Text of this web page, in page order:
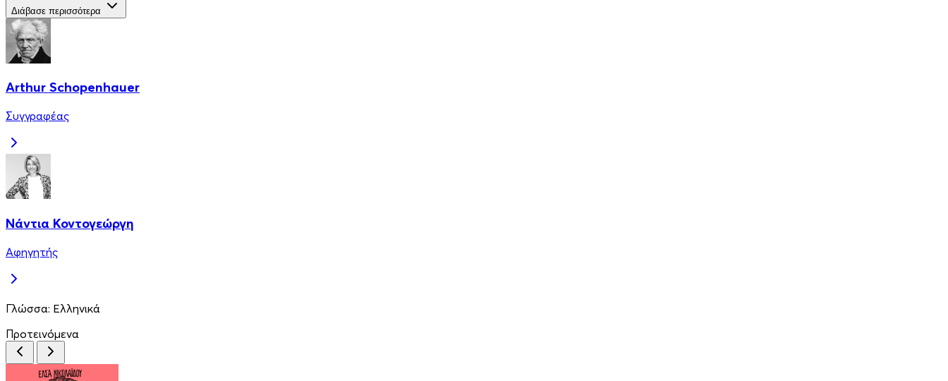
Διάβασε περισσότερα
Arthur Schopenhauer
Συγγραφέας
Νάντια Κοντογεώργη
Αφηγητής
Γλώσσα: Ελληνικά
Προτεινόμενα